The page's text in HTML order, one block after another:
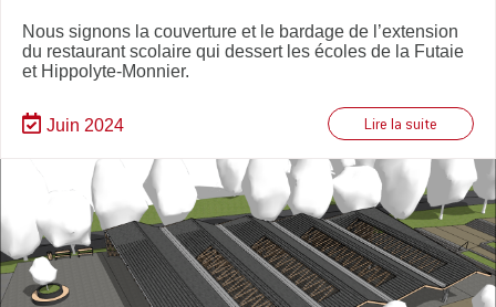
Nous signons la couverture et le bardage de l’extension
du restaurant scolaire qui dessert les écoles de la Futaie
et Hippolyte-Monnier.
Juin 2024 Lire la suite